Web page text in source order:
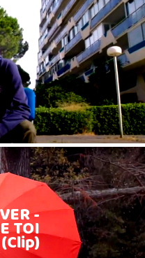
-
TOI
(Clip)